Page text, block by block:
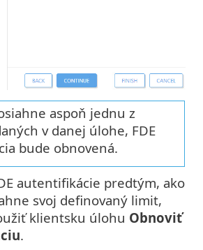
aspoň jednu z
v danej úlohe, FDE
bude obnovená.
autentifikácie predtým, ako
svoj definovaný limit,
klientsku úlohu Obnoviť
.